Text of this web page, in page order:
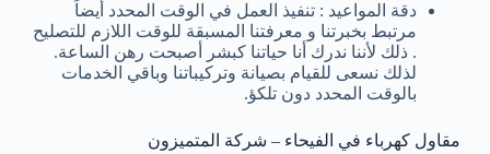
دقة المواعيد : تنفيذ العمل في الوقت المحدد أيضاً
مرتبط بخبرتنا و معرفتنا المسبقة للوقت اللازم للتصليح
. ذلك لأننا ندرك أنا حياتنا كبشر أصبحت رهن الساعة.
لذلك نسعى للقيام بصيانة وتركيباتنا وباقي الخدمات
بالوقت المحدد دون تلكؤ.
مقاول كهرباء في الفيحاء – شركة المتميزون